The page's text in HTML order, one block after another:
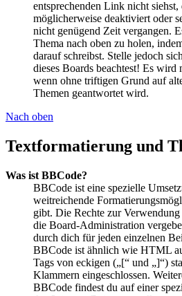
entsprechenden Link nicht
möglicherweise deaktiviert oder
nicht genügend Zeit vergangen.
Thema nach oben zu holen,
darauf schreibst. Stelle jedoch
dieses Boards beachtest! Es wird
wenn ohne triftigen Grund auf
Themen geantwortet wird.
Nach oben
Textformatierung und
Was ist BBCode?
BBCode ist eine spezielle
weitreichende
gibt. Die Rechte zur
die Board-Administration
durch dich für jeden einzelnen
BBCode ist ähnlich wie HTML
Tags von eckigen („[“ und „]“)
Klammern eingeschlossen.
BBCode findest du auf einer